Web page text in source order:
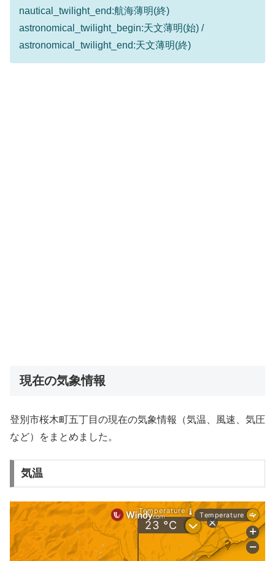
nautical_twilight_end:航海薄明(終)
astronomical_twilight_begin:天文薄明(始) /
astronomical_twilight_end:天文薄明(終)
現在の気象情報
登別市桜木町五丁目の現在の気象情報（気温、風速、気圧
など）をまとめました。
気温